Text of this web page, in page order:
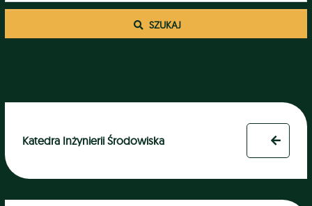
SZUKAJ
Katedra Inżynierii Środowiska